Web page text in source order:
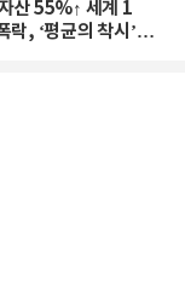
산 55%↑ 세계 1
, ‘평균의 착시’와